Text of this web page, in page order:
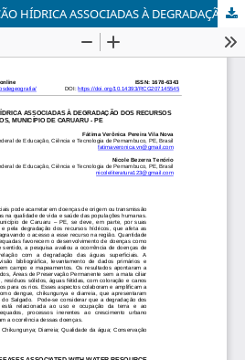
DOENÇAS DE VEICULAÇÃO HÍDRICA ASSOCIADAS À DEGRADAÇÃO DOS RECURSOS HÍDRICOS, MUNICÍPIO DE CARUARU - PE